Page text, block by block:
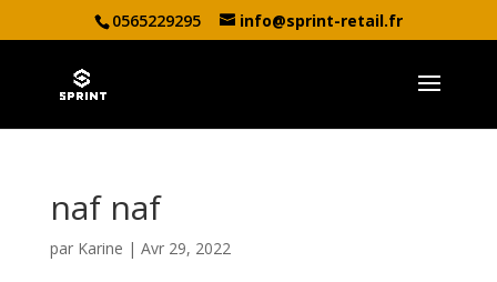
0565229295 info@sprint-retail.fr
naf naf
par Karine | Avr 29, 2022